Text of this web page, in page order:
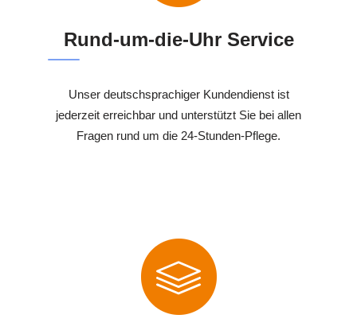
Rund-um-die-Uhr Service
Unser deutschsprachiger Kundendienst ist
jederzeit erreichbar und unterstützt Sie bei allen
Fragen rund um die 24-Stunden-Pflege.